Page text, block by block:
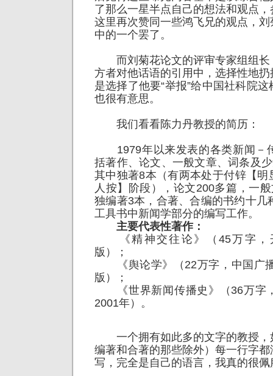
了那么一星半点自己的想法和观点
这里再次赞同一些鸿飞兄的观点，
中的一个罢了。
而刘菊花论文的评审专家组组长
方者对他话语的引用中，选择性地
是选择了他要“举报”给中国社科院
也很有意思。
我们看看陈力丹教授的简历：
1979年以来发表的各类新闻－
括著作、论文、一般文章、词条及
其中独著8本（有两本处于付锌【明
人按】阶段），论文200多篇，一
独编著3本，合著、合编的书约十几
工具书中新闻学部分的编写工作。
主要代表性著作：
《精神交往论》（45万字，
版）；
《舆论学》（22万字，中国广
版）；
《世界新闻传播史》（36万字
2001年）。
一个拥有如此多的文字的教授，
编著和合著的那些除外）每一行字
写，完全是自己的语言，我真的很佩